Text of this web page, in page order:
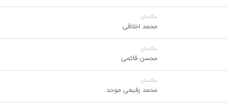
عکاسان
محمد اخلاقی
عکاسان
محسن قائمی
عکاسان
محمد رفیعی موحد